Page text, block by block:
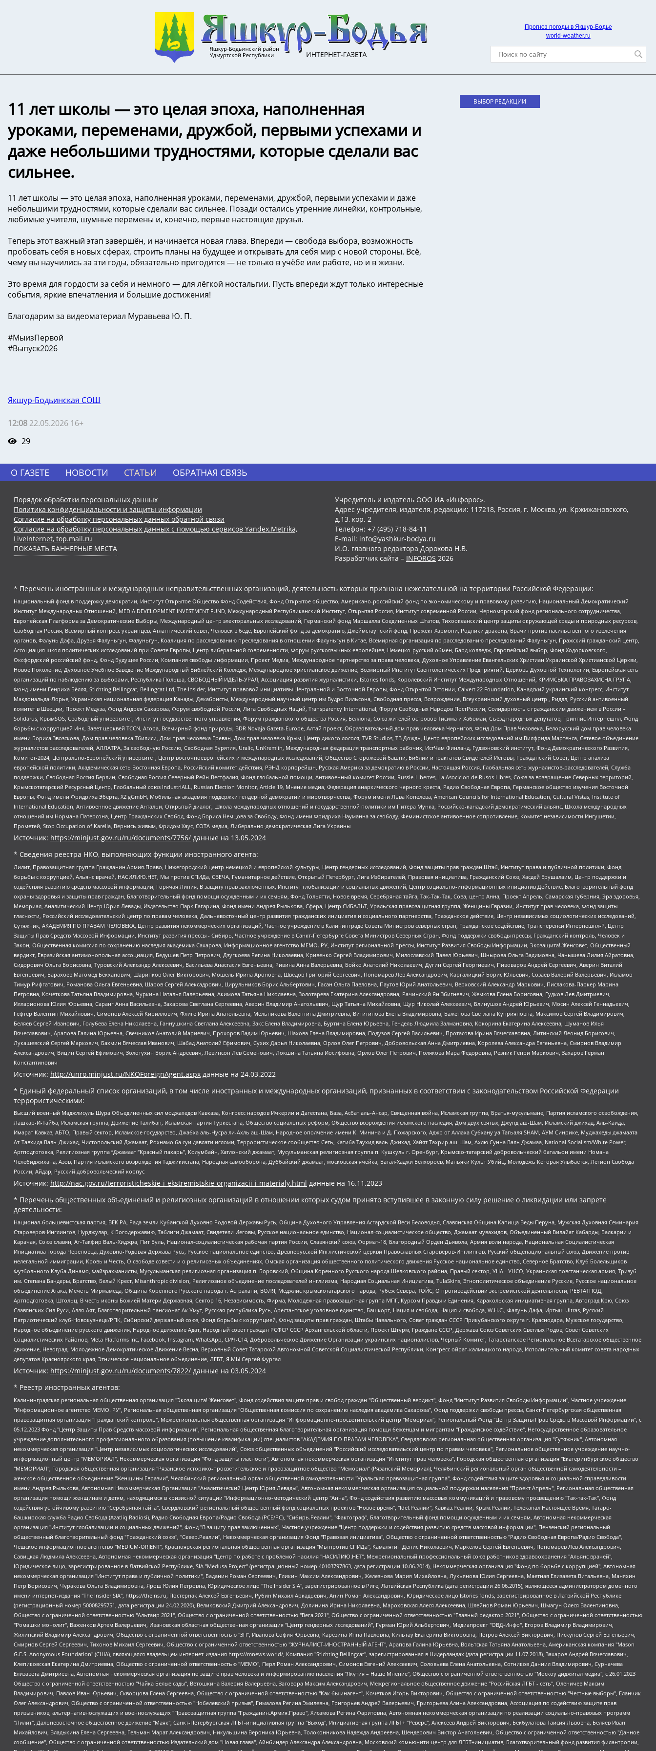
Прогноз погоды в Якшур-Бодье
world-weather.ru
11 лет школы — это целая эпоха, наполненная
уроками, переменами, дружбой, первыми успехами и
даже небольшими трудностями, которые сделали вас
сильнее.
11 лет школы — это целая эпоха, наполненная уроками, переменами, дружбой, первыми успехами и даже
небольшими трудностями, которые сделали вас сильнее. Позади остались утренние линейки, контрольные,
любимые учителя, шумные перемены и, конечно, первые настоящие друзья.
Теперь этот важный этап завершён, и начинается новая глава. Впереди — свобода выбора, возможность
пробовать себя в новых сферах, строить планы на будущее и открывать для себя мир с новой стороны. Всё,
чему вы научились за эти годы, обязательно пригодится — не только в учёбе или работе, но и в жизни.
Это время для гордости за себя и немного — для лёгкой ностальгии. Пусть впереди ждут только интересные
события, яркие впечатления и большие достижения!
Благодарим за видеоматериал Муравьева Ю. П.
#МыизПервой
#Выпуск2026
Якшур-Бодьинская СОШ
12:08 22.05.2026 16+
29
ВЫБОР РЕДАКЦИИ
О ГАЗЕТЕ НОВОСТИ СТАТЬИ ОБРАТНАЯ СВЯЗЬ
Порядок обработки персональных данных
Политика конфиденциальности и защиты информации
Согласие на обработку персональных данных обратной связи
Согласие на обработку персональных данных с помощью сервисов Yandex.Metrika,
LiveInternet, top.mail.ru
ПОКАЗАТЬ БАННЕРНЫЕ МЕСТА
Учредитель и издатель ООО ИА «Инфорос».
Адрес учредителя, издателя, редакции: 117218, Россия, г. Москва, ул. Кржижановского,
д.13, кор. 2
Телефон: +7 (495) 718-84-11
E-mail: info@yashkur-bodya.ru
И.О. главного редактора Дорохова Н.В.
Разработчик сайта – INFOROS 2026
* Перечень иностранных и международных неправительственных организаций, деятельность которых признана нежелательной на территории Российской Федерации:
Национальный фонд в поддержку демократии, Институт Открытое Общество Фонд Содействия, Фонд Открытое общество, Американо-российский фонд по экономическому и правовому развитию, Национальный Демократический
Институт Международных Отношений, MEDIA DEVELOPMENT INVESTMENT FUND, Международный Республиканский Институт, Открытая Россия, Институт современной России, Черноморский фонд регионального сотрудничества,
Европейская Платформа за Демократические Выборы, Международный центр электоральных исследований, Германский фонд Маршалла Соединенных Штатов, Тихоокеанский центр защиты окружающей среды и природных ресурсов,
Свободная Россия, Всемирный конгресс украинцев, Атлантический совет, Человек в беде, Европейский фонд за демократию, Джеймстаунский фонд, Прожект Хармони, Родники дракона, Врачи против насильственного извлечения
органов, Фалунь Дафа, Друзья Фалуньгун, Фалуньгун, Коалиция по расследованию преследования в отношении Фалуньгун в Китае, Всемирная организация по расследованию преследований Фалуньгун, Пражский гражданский центр,
Ассоциация школ политических исследований при Совете Европы, Центр либеральной современности, Форум русскоязычных европейцев, Немецко-русский обмен, Бард колледж, Европейский выбор, Фонд Ходорковского,
Оксфордский российский фонд, Фонд Будущее России, Компания свободы информации, Проект Медиа, Международное партнерство за права человека, Духовное Управление Евангельских Христиан Украинской Христианской Церкви,
Новое Поколение, Духовное Учебное Заведение Международный Библейский Колледж, Международное христианское движение, Всемирный Институт Саентологических Предприятий, Церковь Духовной Технологии, Европейская сеть
организаций по наблюдению за выборами, Республика Польша, СВОБОДНЫЙ ИДЕЛЬ-УРАЛ, Ассоциация развития журналистики, IStories fonds, Королевский Институт Международных Отношений, КРИМСЬКА ПРАВОЗАХИСНА ГРУПА,
Фонд имени Генриха Бёлля, Stichting Bellingcat, Bellingcat Ltd, The Insider, Институт правовой инициативы Центральной и Восточной Европы, Фонд Открытой Эстонии, Calvert 22 Foundation, Канадский украинский конгресс, Институт
Макдональда-Лорье, Украинская национальная федерация Канады, Декабристы, Международный научный центр им Вудро Вильсона, Свободная пресса, Возрождение, Всеукраинский духовный центр , Риддл, Русский антивоенный
комитет в Швеции, Проект Медуза, Фонд Андрея Сахарова, Форум свободной России, Лига Свободных Наций, Transparеncy International, Форум Свободных Народов ПостРоссии, Солидарность с гражданским движением в России –
Solidarus, КрымSOS, Свободный университет, Институт государственного управления, Форум гражданского общества Россия, Беллона, Союз жителей островов Тисима и Хабомаи, Съезд народных депутатов, Гринпис Интернешнл, Фонд
борьбы с коррупцией Инк, Завет церквей TCCN, Агора, Всемирный фонд природы, BDR Novaja Gazeta-Europe, Алтай проект, Образовательный дом прав человека Чернигов, Фонд Дом Прав Человека, Белорусский дом прав человека
имени Бориса Звозскова, Дом прав человека Тбилиси, Дом прав человека Ереван, Дом прав человека Крым, Центр дикого лосося, TVR Studios, ТВ Дождь, Центр европейских исследований им Вилфрида Мартенса, Сетевое объединение
журналистов расследователей, АЛЛАТРА, За свободную Россию, Свободная Бурятия, Uralic, UnKremlin, Международная федерация транспортных рабочих, ИстЧам Финланд, Гудзоновский институт, Фонд Демократического Развития,
Комитет-2024, Центрально-Европейский университет, Центр восточноевропейских и международных исследований, Общество Сторожевой башни, Библии и трактатов Свидетелей Иеговы, Гражданский Совет, Центр анализа
европейской политики, Академическая сеть Восточная Европа, Российский комитет действия, РЭНД корпорейшн, Русская Америка за демократию в России, Настоящая Россия, Глобальная сеть журналистов-расследователей, Служба
поддержки, Свободная Россия Берлин, Свободная Россия Северный Рейн-Вестфалия, Фонд глобальной помощи, Антивоенный комитет России, Russie-Libertes, La Asocicion de Rusos Libres, Союз за возвращение Северных территорий,
Крымскотатарский Ресурсный Центр, Глобальный союз IndustriALL, Russian Election Monitor, Article 19, Мнение медиа, Федерация анархического черного креста, Радио Свободная Европа, Германское общество изучения Восточной
Европы, Фонд имени Фридриха Эберта, XZ gGmbH, Мобильная академия поддержки гендерной демократии и миротворчества, Форум имени Льва Копелева, American Councils for International Education, Cultural Vistas, Institute of
International Education, Антивоенное движение Антальи, Открытый диалог, Школа международных отношений и государственной политики им Питера Мунка, Российско-канадский демократический альянс, Школа международных
отношений им Нормана Патерсона, Центр Гражданских Свобод, Фонд Бориса Немцова за Свободу, Фонд имени Фридриха Науманна за свободу, Феминистское антивоенное сопротивление, Комитет независимости Ингушетии,
Прометей, Stop Occupation of Karelia, Вернись живым, Фридом Хаус, СОТА медиа, Либерально-демократическая Лига Украины
Источник: https://minjust.gov.ru/ru/documents/7756/ данные на 13.05.2024
* Сведения реестра НКО, выполняющих функции иностранного агента:
Лилит, Правозащитная группа Гражданин.Армия.Право, Нижегородский центр немецкой и европейской культуры, Центр гендерных исследований, Фонд защиты прав граждан Штаб, Институт права и публичной политики, Фонд
борьбы с коррупцией, Альянс врачей, НАСИЛИЮ.НЕТ, Мы против СПИДа, СВЕЧА, Гуманитарное действие, Открытый Петербург, Лига Избирателей, Правовая инициатива, Гражданский Союз, Хасдей Ерушалаим, Центр поддержки и
содействия развитию средств массовой информации, Горячая Линия, В защиту прав заключенных, Институт глобализации и социальных движений, Центр социально-информационных инициатив Действие, Благотворительный фонд
охраны здоровья и защиты прав граждан, Благотворительный фонд помощи осужденным и их семьям, Фонд Тольятти, Новое время, Серебряная тайга, Так-Так-Так, Сова, центр Анна, Проект Апрель, Самарская губерния, Эра здоровья,
Мемориал, Аналитический Центр Юрия Левады, Издательство Парк Гагарина, Фонд имени Андрея Рылькова, Сфера, Центр СИБАЛЬТ, Уральская правозащитная группа, Женщины Евразии, Институт прав человека, Фонд защиты
гласности, Российский исследовательский центр по правам человека, Дальневосточный центр развития гражданских инициатив и социального партнерства, Гражданское действие, Центр независимых социологических исследований,
Сутяжник, АКАДЕМИЯ ПО ПРАВАМ ЧЕЛОВЕКА, Центр развития некоммерческих организаций, Частное учреждение в Калининграде Совета Министров северных стран, Гражданское содействие, Трансперенси Интернешнл-Р, Центр
Защиты Прав Средств Массовой Информации, Институт развития прессы - Сибирь, Частное учреждение в Санкт-Петербурге Совета Министров Северных Стран, Фонд поддержки свободы прессы, Гражданский контроль, Человек и
Закон, Общественная комиссия по сохранению наследия академика Сахарова, Информационное агентство МЕМО. РУ, Институт региональной прессы, Институт Развития Свободы Информации, Экозащита!-Женсовет, Общественный
вердикт, Евразийская антимонопольная ассоциация, Бедушев Петр Петрович, Дзугкоева Регина Николаевна, Кривенко Сергей Владимирович, Милославский Павел Юрьевич, Шнырова Ольга Вадимовна, Чанышева Лилия Айратовна,
Сидорович Ольга Борисовна, Туровский Александр Алексеевич, Васильева Анастасия Евгеньевна, Ривина Анна Валерьевна, Бойко Анатолий Николаевич, Дугин Сергей Георгиевич, Пивоваров Андрей Сергеевич, Аверин Виталий
Евгеньевич, Барахоев Магомед Бекханович, Шарипков Олег Викторович, Мошель Ирина Ароновна, Шведов Григорий Сергеевич, Пономарев Лев Александрович, Каргалицкий Борис Юльевич, Созаев Валерий Валерьевич, Исламов
Тимур Рифгатович, Романова Ольга Евгеньевна, Щаров Сергей Алексадрович, Цирульников Борис Альбертович, Гасан Ольга Павловна, Паутов Юрий Анатольевич, Верховский Александр Маркович, Пислакова-Паркер Марина
Петровна, Кочеткова Татьяна Владимировна, Чуркина Наталья Валерьевна, Акимова Татьяна Николаевна, Золотарева Екатерина Александровна, Рачинский Ян Збигневич, Жемкова Елена Борисовна, Гудков Лев Дмитриевич,
Илларионова Юлия Юрьевна, Саранг Анна Васильевна, Захарова Светлана Сергеевна, Аверин Владимир Анатольевич, Щур Татьяна Михайловна, Щур Николай Алексеевич, Блинушов Андрей Юрьевич, Мосин Алексей Геннадьевич,
Гефтер Валентин Михайлович, Симонов Алексей Кириллович, Флиге Ирина Анатольевна, Мельникова Валентина Дмитриевна, Вититинова Елена Владимировна, Баженова Светлана Куприяновна, Максимов Сергей Владимирович,
Беляев Сергей Иванович, Голубева Елена Николаевна, Ганнушкина Светлана Алексеевна, Закс Елена Владимировна, Буртина Елена Юрьевна, Гендель Людмила Залмановна, Кокорина Екатерина Алексеевна, Шуманов Илья
Вячеславович, Арапова Галина Юрьевна, Свечников Анатолий Мариевич, Прохоров Вадим Юрьевич, Шахова Елена Владимировна, Подузов Сергей Васильевич, Протасова Ирина Вячеславовна, Литинский Леонид Борисович,
Лукашевский Сергей Маркович, Бахмин Вячеслав Иванович, Шабад Анатолий Ефимович, Сухих Дарья Николаевна, Орлов Олег Петрович, Добровольская Анна Дмитриевна, Королева Александра Евгеньевна, Смирнов Владимир
Александрович, Вицин Сергей Ефимович, Золотухин Борис Андреевич, Левинсон Лев Семенович, Локшина Татьяна Иосифовна, Орлов Олег Петрович, Полякова Мара Федоровна, Резник Генри Маркович, Захаров Герман
Константинович
Источник: http://unro.minjust.ru/NKOForeignAgent.aspx данные на 24.03.2022
* Единый федеральный список организаций, в том числе иностранных и международных организаций, признанных в соответствии с законодательством Российской Федерации
террористическими:
Высший военный Маджлисуль Шура Объединенных сил моджахедов Кавказа, Конгресс народов Ичкерии и Дагестана, База, Асбат аль-Ансар, Священная война, Исламская группа, Братья-мусульмане, Партия исламского освобождения,
Лашкар-И-Тайба, Исламская группа, Движение Талибан, Исламская партия Туркестана, Общество социальных реформ, Общество возрождения исламского наследия, Дом двух святых, Джунд аш-Шам, Исламский джихад, Аль-Каида,
Имарат Кавказ, АБТО, Правый сектор, Исламское государство, Джабха аль-Нусра ли-Ахль аш-Шам, Народное ополчение имени К. Минина и Д. Пожарского, Аджр от Аллаха Субхану уа Тагьаля SHAM, АУМ Синрике, Муджахеды джамаата
Ат-Тавхида Валь-Джихад, Чистопольский Джамаат, Рохнамо ба суи давлати исломи, Террористическое сообщество Сеть, Катиба Таухид валь-Джихад, Хайят Тахрир аш-Шам, Ахлю Сунна Валь Джамаа, National Socialism/White Power,
Артподготовка, Религиозная группа “Джамаат “Красный пахарь”, Колумбайн, Хатлонский джамаат, Мусульманская религиозная группа п. Кушкуль г. Оренбург, Крымско-татарский добровольческий батальон имени Номана
Челебиджихана, Азов, Партия исламского возрождения Таджикистана, Народная самооборона, Дуббайский джамаат, московская ячейка, Батал-Хаджи Белхороев, Маньяки Культ Убийц, Молодёжь Которая Улыбается, Легион Свобода
России, Айдар, Русский добровольческий корпус
Источник: http://nac.gov.ru/terroristicheskie-i-ekstremistskie-organizacii-i-materialy.html данные на 16.11.2023
* Перечень общественных объединений и религиозных организаций в отношении которых судом принято вступившее в законную силу решение о ликвидации или запрете
деятельности:
Национал-большевистская партия, ВЕК РА, Рада земли Кубанской Духовно Родовой Державы Русь, Община Духовного Управления Асгардской Веси Беловодья, Славянская Община Капища Веды Перуна, Мужская Духовная Семинария
Староверов-Инглингов, Нурджулар, К Богодержавию, Таблиги Джамаат, Свидетели Иеговы, Русское национальное единство, Национал-социалистическое общество, Джамаат мувахидов, Объединенный Вилайат Кабарды, Балкарии и
Карачая, Союз славян, Ат-Такфир Валь-Хиджра, Пит Буль, Национал-социалистическая рабочая партия России, Славянский союз, Формат-18, Благородный Орден Дьявола, Армия воли народа, Национальная Социалистическая
Инициатива города Череповца, Духовно-Родовая Держава Русь, Русское национальное единство, Древнерусской Инглистической церкви Православных Староверов-Инглингов, Русский общенациональный союз, Движение против
нелегальной иммиграции, Кровь и Честь, О свободе совести и о религиозных объединениях, Омская организация общественного политического движения Русское национальное единство, Северное Братство, Клуб Болельщиков
Футбольного Клуба Динамо, Файзрахманисты, Мусульманская религиозная организация п. Боровский, Община Коренного Русского народа Щелковского района, Правый сектор, УНА - УНСО, Украинская повстанческая армия, Тризуб
им. Степана Бандеры, Братство, Белый Крест, Misanthropic division, Религиозное объединение последователей инглиизма, Народная Социальная Инициатива, TulaSkins, Этнополитическое объединение Русские, Русское национальное
объединение Атака, Мечеть Мирмамеда, Община Коренного Русского народа г. Астрахани, ВОЛЯ, Меджлис крымскотатарского народа, Рубеж Севера, ТОЙС, О противодействии экстремистской деятельности, РЕВТАТПОД,
Артподготовка, Штольц, В честь иконы Божией Матери Державная, Сектор 16, Независимость, Фирма, Молодежная правозащитная группа МПГ, Курсом Правды и Единения, Каракольская инициативная группа, Автоград Крю, Союз
Славянских Сил Руси, Алля-Аят, Благотворительный пансионат Ак Умут, Русская республика Русь, Арестантское уголовное единство, Башкорт, Нация и свобода, Нация и свобода, W.H.С., Фалунь Дафа, Иртыш Ultras, Русский
Патриотический клуб-Новокузнецк/РПК, Сибирский державный союз, Фонд борьбы с коррупцией, Фонд защиты прав граждан, Штабы Навального, Совет граждан СССР Прикубанского округа г. Краснодара, Мужское государство,
Народное объединение русского движения, Народное движение Адат, Народный совет граждан РСФСР СССР Архангельской области, Проект Штурм, Граждане СССР, Держава Союз Советских Светлых Родов, Совет Советских
Социалистических Районов, Meta Platforms Inc, Facebook, Instagram, WhatsApp, СИЧ-С14, Добровольческое Движение Организации украинских националистов, Черный Комитет, Татарстанское Региональное Всетатарское общественное
движение, Невоград, Молодежное Демократическое Движение Весна, Верховный Совет Татарской Автономной Советской Социалистической Республики, Конгресс ойрат-калмыцкого народа, Исполнительный комитет совета народных
депутатов Красноярского края, Этническое национальное объединение, ЛГБТ, Я.МЫ Сергей Фургал
Источник: https://minjust.gov.ru/ru/documents/7822/ данные на 03.05.2024
* Реестр иностранных агентов:
Калининградская региональная общественная организация "Экозащита!-Женсовет", Фонд содействия защите прав и свобод граждан "Общественный вердикт", Фонд "Институт Развития Свободы Информации", Частное учреждение "Информационное агентство МЕМО. РУ", Региональная общественная организация "Общественная комиссия по сохранению наследия академика Сахарова", Фонд поддержки свободы прессы, Санкт-Петербургская общественная правозащитная организация "Гражданский контроль", Межрегиональная общественная организация "Информационно-просветительский центр "Мемориал", Региональный Фонд "Центр Защиты Прав Средств Массовой Информации", с 05.12.2023 Фонд "Центр Защиты Прав Средств массовой информации", Региональная общественная благотворительная организация помощи беженцам и мигрантам "Гражданское содействие", Негосударственное образовательное учреждение дополнительного профессионального образования (повышение квалификации) специалистов "АКАДЕМИЯ ПО ПРАВАМ ЧЕЛОВЕКА", Свердловская региональная общественная организация "Сутяжник", Автономная некоммерческая организация "Центр независимых социологических исследований", Союз общественных объединений "Российский исследовательский центр по правам человека", Региональное общественное учреждение научно-информационный центр "МЕМОРИАЛ", Некоммерческая организация "Фонд защиты гласности", Автономная некоммерческая организация "Институт прав человека", Городская общественная организация "Екатеринбургское общество "МЕМОРИАЛ", Городская общественная организация "Рязанское историко-просветительское и правозащитное общество "Мемориал" (Рязанский Мемориал), Челябинский региональный орган общественной самодеятельности – женское общественное объединение "Женщины Евразии", Челябинский региональный орган общественной самодеятельности "Уральская правозащитная группа", Фонд содействия защите здоровья и социальной справедливости имени Андрея Рылькова, Автономная Некоммерческая Организация "Аналитический Центр Юрия Левады", Автономная некоммерческая организация социальной поддержки населения "Проект Апрель", Региональная общественная организация помощи женщинам и детям, находящимся в кризисной ситуации "Информационно-методический центр "Анна", Фонд содействия развитию массовых коммуникаций и правовому просвещению "Так-так-Так", Фонд содействия устойчивому развитию "Серебряная тайга", Свердловский региональный общественный фонд социальных проектов "Новое время", "Idel.Реалии", Кавказ.Реалии, Крым.Реалии, Телеканал Настоящее Время, Татаро-башкирская служба Радио Свобода (Azatliq Radiosi), Радио Свободная Европа/Радио Свобода (PCE/PC), "Сибирь.Реалии", "Фактограф", Благотворительный фонд помощи осужденным и их семьям, Автономная некоммерческая организация "Институт глобализации и социальных движений", Фонд "В защиту прав заключенных", Частное учреждение "Центр поддержки и содействия развитию средств массовой информации", Пензенский региональный общественный благотворительный фонд "Гражданский союз", "Север.Реалии", Некоммерческая организация Фонд "Правовая инициатива", Общество с ограниченной ответственностью "Радио Свободная Европа/Радио Свобода", Чешское информационное агентство "MEDIUM-ORIENT", Красноярская региональная общественная организация "Мы против СПИДа", Камалягин Денис Николаевич, Маркелов Сергей Евгеньевич, Пономарев Лев Александрович, Савицкая Людмила Алексеевна, Автономная некоммерческая организация "Центр по работе с проблемой насилия "НАСИЛИЮ.НЕТ", Межрегиональный профессиональный союз работников здравоохранения "Альянс врачей", Юридическое лицо, зарегистрированное в Латвийской Республике, SIA "Medusa Project" (регистрационный номер 40103797863, дата регистрации 10.06.2014), Некоммерческая организация "Фонд по борьбе с коррупцией", Автономная некоммерческая организация "Институт права и публичной политики", Баданин Роман Сергеевич, Гликин Максим Александрович, Железнова Мария Михайловна, Лукьянова Юлия Сергеевна, Маетная Елизавета Витальевна, Маняхин Петр Борисович, Чуракова Ольга Владимировна, Ярош Юлия Петровна, Юридическое лицо "The Insider SIA", зарегистрированное в Риге, Латвийская Республика (дата регистрации 26.06.2015), являющееся администратором доменного имени интернет-издания "The Insider SIA", https://theins.ru, Постернак Алексей Евгеньевич, Рубин Михаил Аркадьевич, Анин Роман Александрович, Юридическое лицо Istories fonds, зарегистрированное в Латвийской Республике (регистрационный номер 50008295751, дата регистрации 24.02.2020), Великовский Дмитрий Александрович, Долинина Ирина Николаевна, Мароховская Алеся Алексеевна, Шлейнов Роман Юрьевич, Шмагун Олеся Валентиновна, Общество с ограниченной ответственностью "Альтаир 2021", Общество с ограниченной ответственностью "Вега 2021", Общество с ограниченной ответственностью "Главный редактор 2021", Общество с ограниченной ответственностью "Ромашки монолит", Важенков Артем Валерьевич, Ивановская областная общественная организация "Центр гендерных исследований", Гурман Юрий Альбертович, Медиапроект "ОВД-Инфо", Егоров Владимир Владимирович, Жилинский Владимир Александрович, Общество с ограниченной ответственностью "ЗП", Иванова София Юрьевна, Карезина Инна Павловна, Кильтау Екатерина Викторовна, Петров Алексей Викторович, Пискунов Сергей Евгеньевич, Смирнов Сергей Сергеевич, Тихонов Михаил Сергеевич, Общество с ограниченной ответственностью "ЖУРНАЛИСТ-ИНОСТРАННЫЙ АГЕНТ", Арапова Галина Юрьевна, Вольтская Татьяна Анатольевна, Американская компания "Mason G.E.S. Anonymous Foundation" (США), являющаяся владельцем интернет-издания https://mnews.world/, Компания "Stichting Bellingcat", зарегистрированная в Нидерландах (дата регистрации 11.07.2018), Захаров Андрей Вячеславович, Клепиковская Екатерина Дмитриевна, Общество с ограниченной ответственностью "МЕМО", Перл Роман Александрович, Симонов Евгений Алексеевич, Соловьева Елена Анатольевна, Сотников Даниил Владимирович, Сурначева Елизавета Дмитриевна, Автономная некоммерческая организация по защите прав человека и информированию населения "Якутия – Наше Мнение", Общество с ограниченной ответственностью "Москоу диджитал медиа", с 26.01.2023 Общество с ограниченной ответственностью "Чайка Белые сады", Ветошкина Валерия Валерьевна, Заговора Максим Александрович, Межрегиональное общественное движение "Российская ЛГБТ - сеть", Оленичев Максим Владимирович, Павлов Иван Юрьевич, Скворцова Елена Сергеевна, Общество с ограниченной ответственностью "Как бы инагент", Кочетков Игорь Викторович, Общество с ограниченной ответственностью "Честные выборы", Еланчик Олег Александрович, Общество с ограниченной ответственностью "Нобелевский призыв", Гималова Регина Эмилевна, Григорьев Андрей Валерьевич, Григорьева Алина Александровна, Ассоциация по содействию защите прав призывников, альтернативнослужащих и военнослужащих "Правозащитная группа "Гражданин.Армия.Право", Хисамова Регина Фаритовна, Автономная некоммерческая организация по реализации социально-правовых программ "Лилит", Дальневосточное общественное движение "Маяк", Санкт-Петербургская ЛГБТ-инициативная группа "Выход", Инициативная группа ЛГБТ+ "Реверс", Алексеев Андрей Викторович, Бекбулатова Таисия Львовна, Беляев Иван Михайлович, Владыкина Елена Сергеевна, Гельман Марат Александрович, Никульшина Вероника Юрьевна, Толоконникова Надежда Андреевна, Шендерович Виктор Анатольевич, Общество с ограниченной ответственностью "Данное сообщение", Общество с ограниченной ответственностью Издательский дом "Новая глава", Айнбиндер Александра Александровна, Московский комьюнити-центр для ЛГБТ+инициатив, Благотворительный фонд развития филантропии, Deutsche Welle (Германия, Kurt-Schumacher-Strasse 3, 53113 Bonn), Борзунова Мария Михайловна, Воробьев Виктор Викторович, Голубева Анна Львовна, Константинова Алла Михайловна, Малкова Ирина Владимировна, Мурадов Мурад Абдулгалимович, Осетинская Елизавета Николаевна, Понасенков Евгений Николаевич, Ганапольский Матвей Юрьевич, Киселев Евгений Алексеевич, Борухович Ирина Григорьевна, Дремин Иван Тимофеевич, Дубровский Дмитрий Викторович, Красноярская региональная общественная организация поддержки и развития альтернативных образовательных технологий и межкультурных коммуникаций "ИНТЕРРА", Маяковская Екатерина Алексеевна, Фейгин Марк Захарович, Филимонов Андрей Викторович, Дзугкоева Регина Николаевна, Доброхотов Роман Александрович, Дудь Юрий Александрович, Елкин Сергей Владимирович, Кругликов Кирилл Игоревич, Сабунаева Мария Леонидовна, Семенов Алексей Владимирович, Шаинян Карен Багратович, Шульман Екатерина Михайловна, Асафьев Артур Валерьевич, Вахштайн Виктор Семенович, Венедиктов Алексей Алексеевич, Лушникова Екатерина Евгеньевна, Волков Леонид Михайлович, Невзоров Александр Глебович, Пархоменко Сергей Борисович, Сироткин Ярослав Николаевич, Кара-Мурза Владимир Владимирович, Баранова Наталья Владимировна, Гозман Леонид Яковлевич, Кагарлицкий Борис Юльевич, Климарев Михаил Валерьевич, Милов Владимир Станиславович, Автономная некоммерческая организация Краснодарский центр современного искусства "Типография", Моргенштерн Алишер Тагирович, Соболь Любовь Эдуардовна, Общество с ограниченной ответственностью "ЛИЗА НОРМ", Каспаров Гарри Кимович, Ходорковский Михаил Борисович, Общество с ограниченной ответственностью "Апрельские тезисы", Данилович Ирина Брониславовна, Кашин Олег Владимирович, Петров Николай Владимирович, Пивоваров Алексей Владимирович, Соколов Михаил Владимирович, Цветкова Юлия Владимировна, Чичваркин Евгений Александрович, Комитет против пыток/Команда против пыток, Общество с ограниченной ответственностью "Первый научный", Общество с ограниченной ответственностью "Вертолет и ко", Белоцерковская Вероника Борисовна, Кац Максим Евгеньевич, Лазарева Татьяна Юрьевна, Шаведдинов Руслан Табризович, Яшин Илья Валерьевич, Общество с ограниченной ответственностью "Иноагент ААВ", Алешковский Дмитрий Петрович, Альбац Евгения Марковна, Быков Дмитрий Львович, Галямина Юлия Евгеньевна, Лойко Сергей Леонидович, Мартынов Кирилл Константинович, Медведев Сергей Александрович, Крашенинников Федор Геннадиевич, Гордеева Катерина Вл